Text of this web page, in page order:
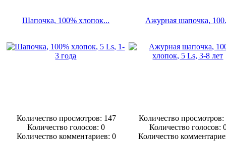
Шапочка, 100% хлопок...
Количество просмотров: 147
Количество голосов:0
Количество комментариев: 0
Ажурная шапочка,
Количество просмотров:
Количество голосов:
Количество